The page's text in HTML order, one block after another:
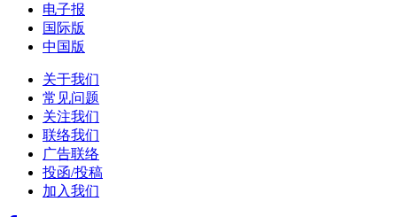
电子报
国际版
中国版
关于我们
常见问题
关注我们
联络我们
广告联络
投函/投稿
加入我们